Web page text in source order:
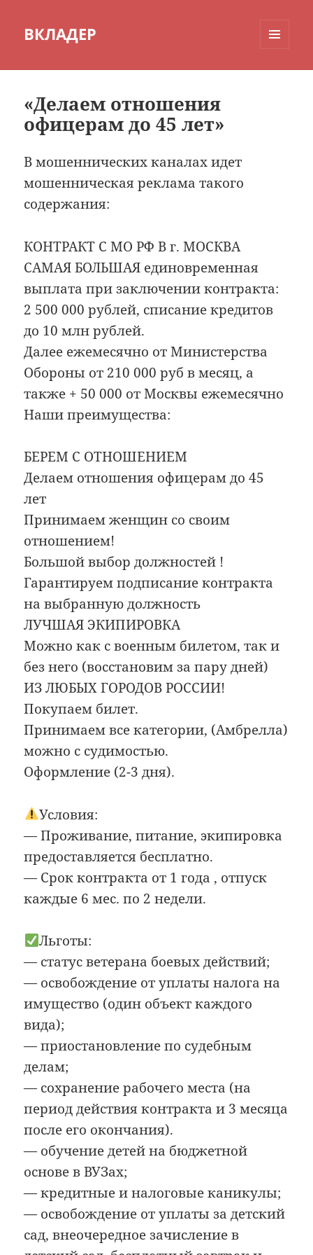
ВКЛАДЕР
«Делаем отношения
офицерам до 45 лет»
В мошеннических каналах идет
мошенническая реклама такого
содержания:
КОНТРАКТ С МО РФ В г. МОСКВА
САМАЯ БОЛЬШАЯ единовременная
выплата при заключении контракта:
2 500 000 рублей, списание кредитов
до 10 млн рублей.
Далее ежемесячно от Министерства
Обороны от 210 000 руб в месяц, а
также + 50 000 от Москвы ежемесячно
Наши преимущества:
БЕРЕМ С ОТНОШЕНИЕМ
Делаем отношения офицерам до 45
лет
Принимаем женщин со своим
отношением!
Большой выбор должностей !
Гарантируем подписание контракта
на выбранную должность
ЛУЧШАЯ ЭКИПИРОВКА
Можно как с военным билетом, так и
без него (восстановим за пару дней)
ИЗ ЛЮБЫХ ГОРОДОВ РОССИИ!
Покупаем билет.
Принимаем все категории, (Амбрелла)
можно с судимостью.
Оформление (2-3 дня).
Условия:
— Проживание, питание, экипировка
предоставляется бесплатно.
— Срок контракта от 1 года , отпуск
каждые 6 мес. по 2 недели.
Льготы:
— статус ветерана боевых действий;
— освобождение от уплаты налога на
имущество (один объект каждого
вида);
— приостановление по судебным
делам;
— сохранение рабочего места (на
период действия контракта и 3 месяца
после его окончания).
— обучение детей на бюджетной
основе в ВУЗах;
— кредитные и налоговые каникулы;
— освобождение от уплаты за детский
сад, внеочередное зачисление в